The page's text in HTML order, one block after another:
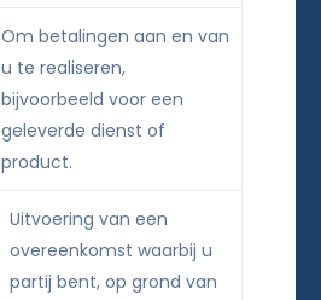
Om betalingen aan en van
u te realiseren,
bijvoorbeeld voor een
geleverde dienst of
product.
Uitvoering van een
overeenkomst waarbij u
partij bent, op grond van